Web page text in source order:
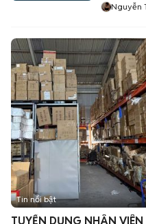
Nguyễn
Tin nổi bật
TUYỂN DỤNG NHÂN